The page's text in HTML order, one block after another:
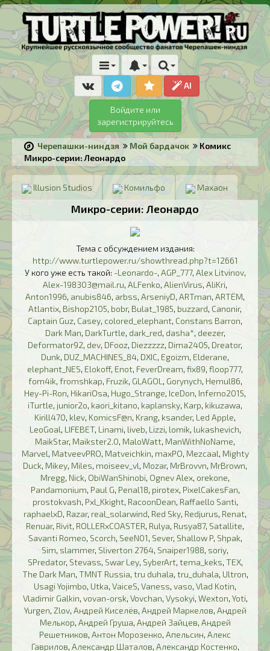
AI
Войдите или
зарегистрируйтесь
Черепашки-ниндзя Мой бардачок
Комикс
Микро-серии: Леонардо
Illusion Studios Комильфо Махаон
Микро-серии: Леонардо
Тема с обсуждением издания:
http://www.turtlepower.ru/showthread.php?t=12661
У кого уже есть такой: -Leonardo-, AGP_777, Alex Litvinov,
Alex-198303@mail.ru, ALFenko, AlienVirus, AliKri,
Anton1996, anubis846, arbss, ArseniyD, ARTman, ARTЁM,
Atlantix, Bishop2105, bobr, Bulat_1985, buzzard, Canonir,
Captain Guz, Casey, colored_elephant, Constans Barron,
Dark Man, DarkTurtle, dark_red, dasha*, deezer,
Deformator92, dev, DFooz, Diezzzzz, Dima2405, Dreator,
Dunk, DUZ_MACHINES_84, DXIC, Egoizm, Elderane,
elephant_NES, Elokoff, Enot, FeverDream, fix89, floop777,
fom4ik, fromshkap, Fruzik, GLAGOL , Gorynych, Hemul86,
Hey-Pi-Ron, HikariOsa, Hugo_Strange, IceDon, Inferno2015,
iTurtle, junior2o, kaori_kitano, kaplansky, Karp, kikuzawa,
Kirill470, klev, KomicsF@n, Krang, ksander, Led Apple,
LeoGoal, LIFEBET, Linami, liveb, Lizzi, lomik, lukashevich,
MaikStar, Maikster2.0, MaloWatt, ManWithNoName,
Marvel, MatveevPRO, Matveichkin, maxPO, Mezcaal, Mighty
Duck, Mikey, Miles, moiseev_vl, Mozar, MrBrovvn, MrBrown,
Mregg, Nick, ObiWanShinobi, Ognev Alex, orekone,
Pandamonium, Paul G, Penal18, pirotex, PixelCakesFan,
prostokvash, Pxl_Kkight, RacoonDean, Raffaello Santi,
raphaelxD, Razar, real_solarwind, Red Sky, Redjurus, Renat,
Renuar, Rivit, ROLLERxCOASTER, Rulya, Rusya87, Satallite,
Savanti Romeo, Scorch, SeeN01, Sever, Shallow P, Shpak,
Sim, slammer, Sliverton 2764, Snaiper1988, soriy,
SPredator, Stevass, Swar Ley, SyberArt, tema_keks, TEX,
The Dark Man, TMNT Russia, tru duhala, tru_duhala, Ultron,
Usagi Yojimbo, Utka, VaiceS, Vaness, vaso, Vlad Kotin,
Vladimir Galkin, vovan-orsk, Vovchan, Vysokyi, Wexton, Yoti,
Yurgen, Zlov, Андрей Киселёв, Андрей Маркелов, Андрей
Мелькор, Андрей Груша, Андрей Зайцев, Андрей
Решетников, Антон Морозенко, Апельсин, Алекс
Гаврилов, Александр Шаталов, Александр Костенко,